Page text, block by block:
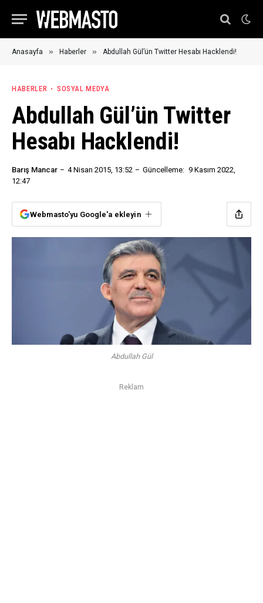
Anasayfa » Haberler » Abdullah Gül’ün Twitter Hesabı Hacklendi!
HABERLER SOSYAL MEDYA
Abdullah Gül’ün Twitter
Hesabı Hacklendi!
Barış Mancar 4 Nisan 2015, 13:52 Güncelleme: 9 Kasım 2022,
12:47
Webmasto'yu Google'a ekleyin
Abdullah Gül
Reklam